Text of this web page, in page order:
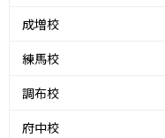
成増校
練馬校
調布校
府中校